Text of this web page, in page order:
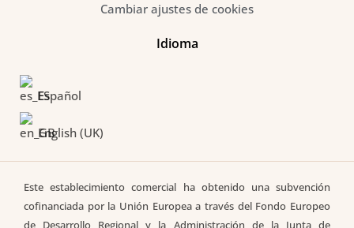
Cambiar ajustes de cookies
Idioma
Español
English (UK)
Este establecimiento comercial ha obtenido una subvención
cofinanciada por la Unión Europea a través del Fondo Europeo
de Desarrollo Regional y la Administración de la Junta de